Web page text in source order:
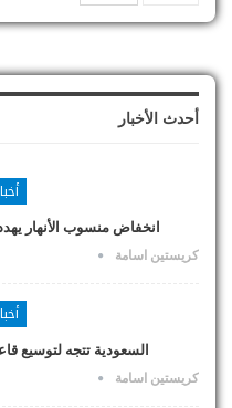
أحدث الأخبار
انخفاض منسوب الأنهار
كريستين اسامة
السعودية تتجه لتوسيع
كريستين اسامة